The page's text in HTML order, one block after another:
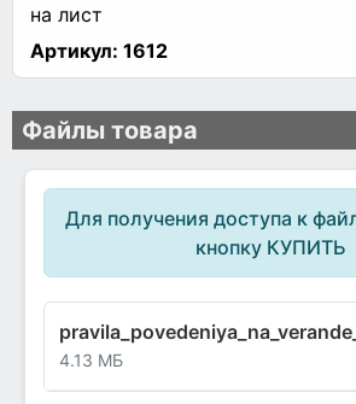
на лист
Артикул: 1612
Файлы товара
Для получения доступа к
кнопку КУПИТЬ
4.13 МБ